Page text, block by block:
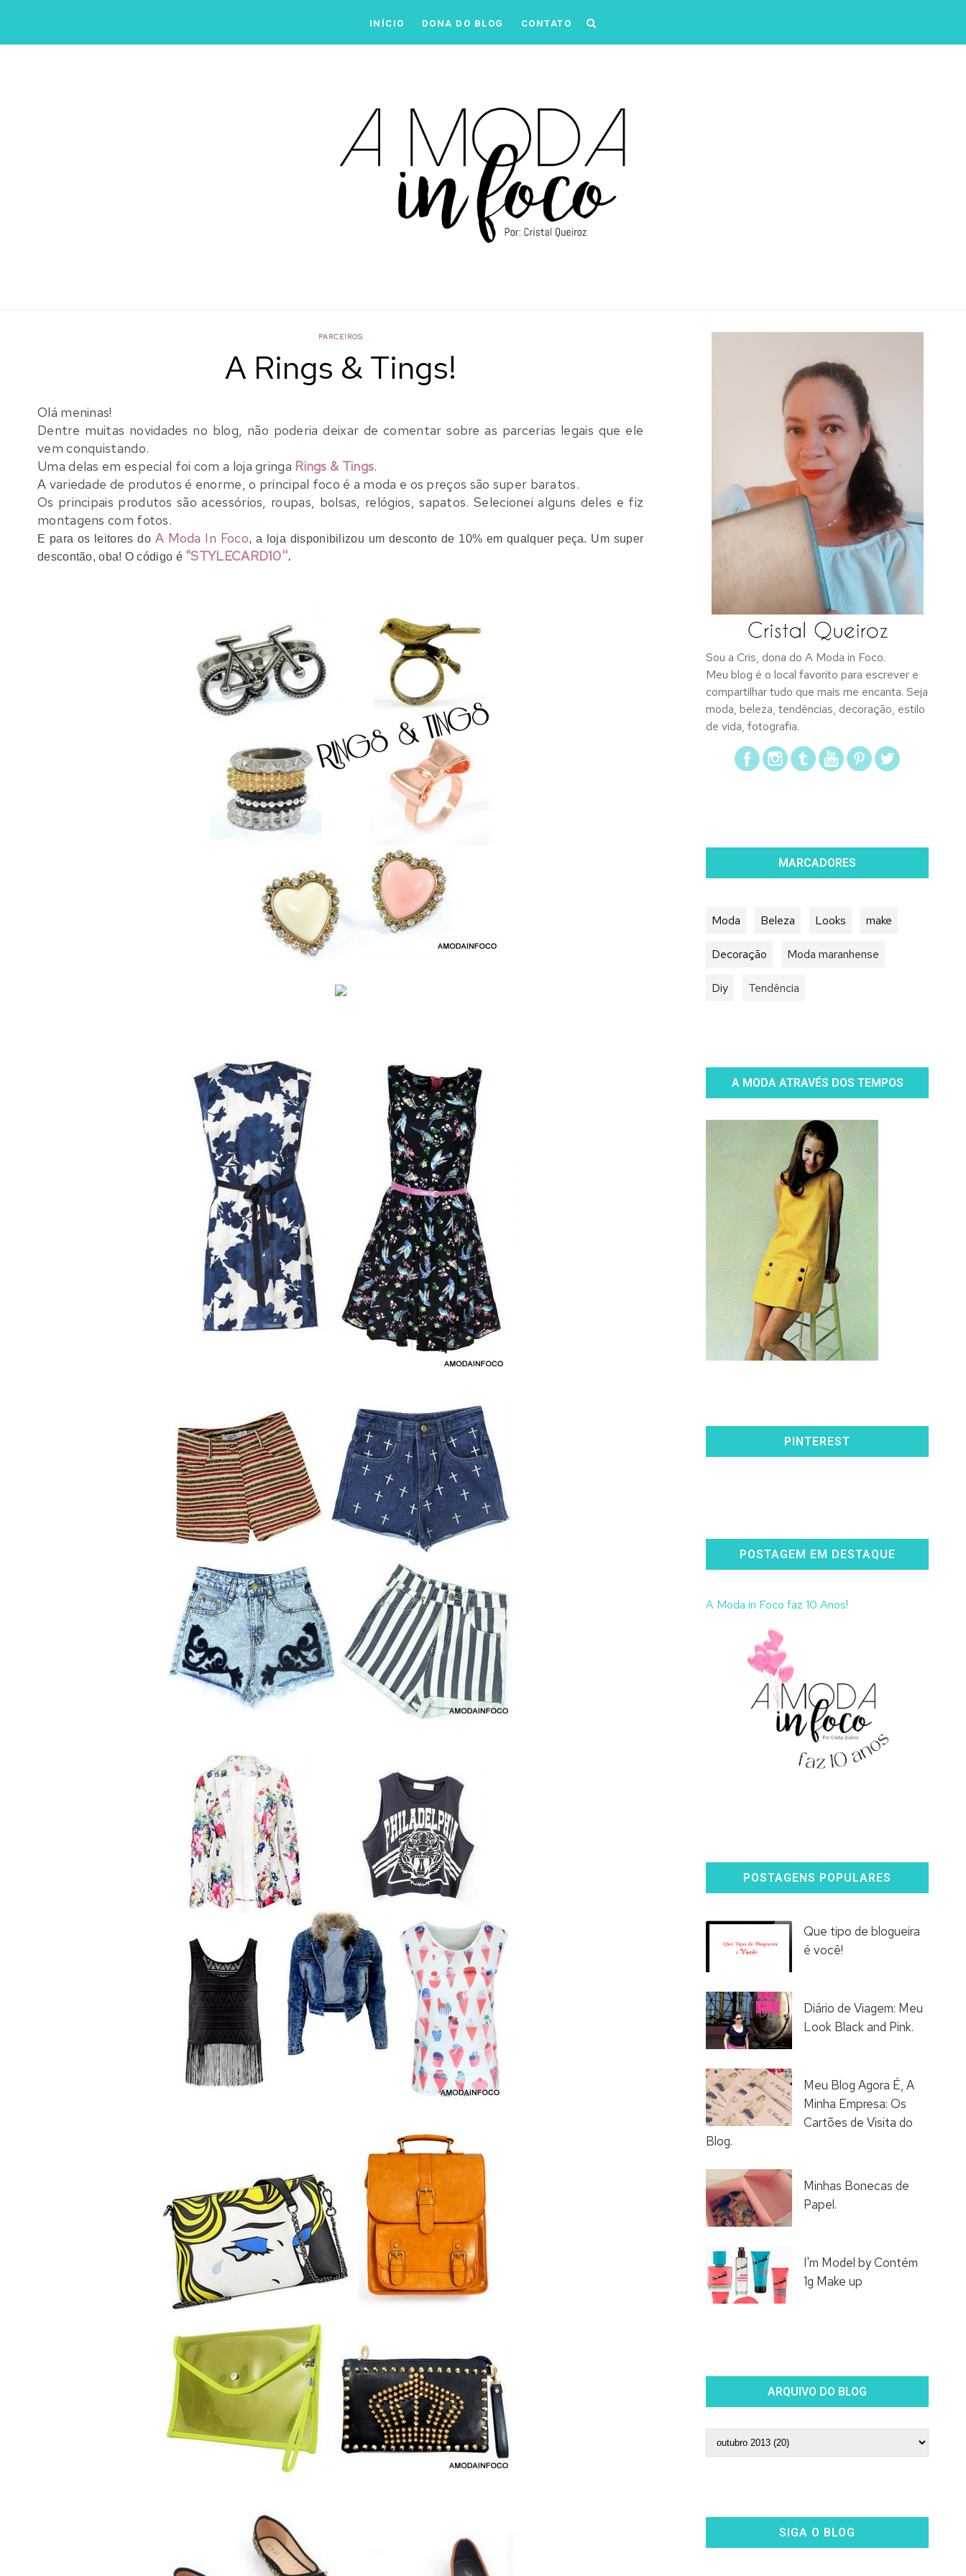
INÍCIO DONA DO BLOG CONTATO
PARCEIROS
A Rings & Tings!
Olá meninas!
Dentre muitas novidades no blog, não poderia deixar de comentar sobre as parcerias legais que ele
vem conquistando.
Uma delas em especial foi coma loja gringa Rings & Tings.
A variedade de produtos é enorme, o principal foco é a moda e os preços são super baratos.
Os principais produtos são acessórios, roupas, bolsas, relógios, sapatos. Selecionei alguns deles e fiz
montagens com fotos.
E para os leitores do A Moda In Foco, a loja disponibilizou um desconto de 10% em qualquer peça. Um super
descontão, oba! O código é "STYLECARD10''.
Sou a Cris, dona do A Moda in Foco.
Meu blog é o local favorito para escrever e
compartilhar tudo que mais me encanta. Seja
moda, beleza, tendências, decoração, estilo
de vida, fotografia.
MARCADORES
Moda Beleza Looks make
Decoração Moda maranhense
Diy Tendência
A MODA ATRAVÉS DOS TEMPOS
PINTEREST
POSTAGEM EM DESTAQUE
A Moda in Foco faz 10 Anos!
POSTAGENS POPULARES
Que tipo de blogueira
é você!
Diário de Viagem: Meu
Look Black and Pink.
Meu Blog Agora É, A
Minha Empresa: Os
Cartões de Visita do
Blog.
Minhas Bonecas de
Papel.
I'm Model by Contém
1g Make up
ARQUIVO DO BLOG
SIGA O BLOG